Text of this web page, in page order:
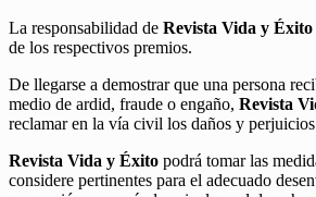
La responsabilidad de Revista Vida y Éxito
de los respectivos premios.
De llegarse a demostrar que una persona
medio de ardid, fraude o engaño, Revista
reclamar en la vía civil los daños y perjuicios
Revista Vida y Éxito podrá tomar las
considere pertinentes para el adecuado